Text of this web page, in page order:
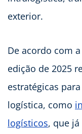
exterior.
De acordo com
edição de 2025
estratégicas
logística, como
logísticos, que